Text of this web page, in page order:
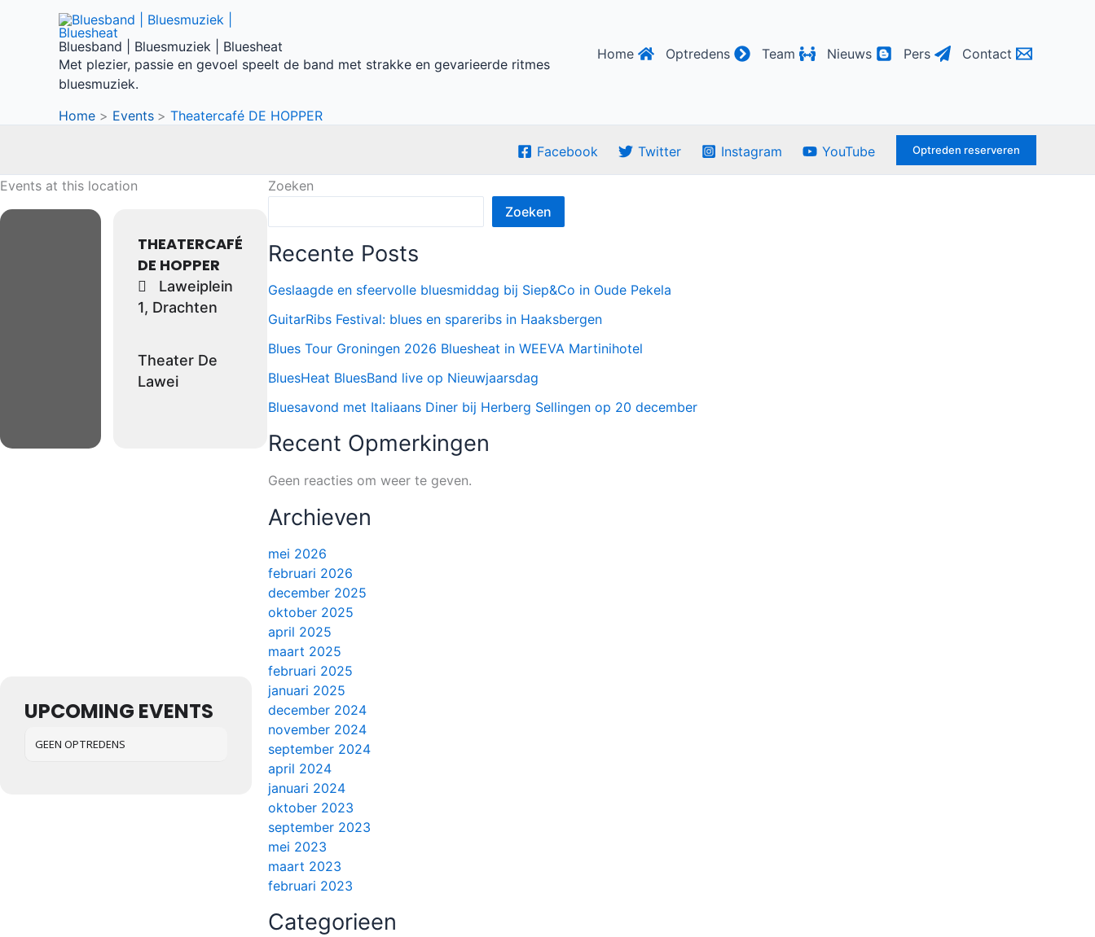
Bluesband | Bluesmuziek | Bluesheat
Met plezier, passie en gevoel speelt de band met strakke en gevarieerde ritmes
bluesmuziek.
Home Optredens Team Nieuws Pers Contact
Home Events Theatercafé DE HOPPER
Facebook Twitter Instagram YouTube Optreden reserveren
Events at this location
THEATERCAFÉ
DE HOPPER
Laweiplein
1, Drachten
Theater De
Lawei
UPCOMING EVENTS
GEEN OPTREDENS
Zoeken
Zoeken
Recente Posts
Geslaagde en sfeervolle bluesmiddag bij Siep&Co in Oude Pekela
GuitarRibs Festival: blues en spareribs in Haaksbergen
Blues Tour Groningen 2026 Bluesheat in WEEVA Martinihotel
BluesHeat BluesBand live op Nieuwjaarsdag
Bluesavond met Italiaans Diner bij Herberg Sellingen op 20 december
Recent Opmerkingen
Geen reacties om weer te geven.
Archieven
mei 2026
februari 2026
december 2025
oktober 2025
april 2025
maart 2025
februari 2025
januari 2025
december 2024
november 2024
september 2024
april 2024
januari 2024
oktober 2023
september 2023
mei 2023
maart 2023
februari 2023
Categorieen